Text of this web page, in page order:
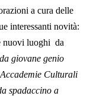
a cura delle
interessanti novità:
nuovi luoghi da
giovane genio
Culturali
spadaccino a